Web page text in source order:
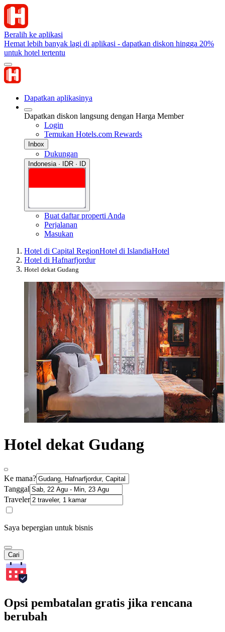
Beralih ke aplikasi
Hemat lebih banyak lagi di aplikasi - dapatkan diskon hingga 20%
untuk hotel tertentu
Dapatkan aplikasinya
Dapatkan diskon langsung dengan Harga Member
Login
Temukan Hotels.com Rewards
Inbox
Dukungan
Indonesia · IDR · ID
Buat daftar properti Anda
Perjalanan
Masukan
Hotel di Capital RegionHotel di IslandiaHotel
Hotel di Hafnarfjordur
Hotel dekat Gudang
Hotel dekat Gudang
Ke mana?
Tanggal
Traveler
Saya bepergian untuk bisnis
Cari
Opsi pembatalan gratis jika rencana
berubah